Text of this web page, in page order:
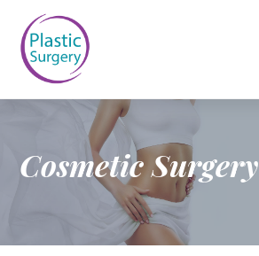
Cosmetic Surgery